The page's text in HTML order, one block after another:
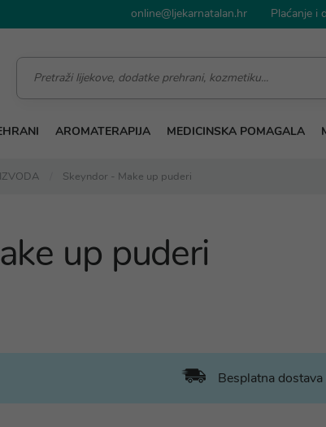
online@ljekarnatalan.hr Plaćanje i
AROMATERAPIJA MEDICINSKA POMAGALA
Skeyndor - Make up puderi
up puderi
Besplatna